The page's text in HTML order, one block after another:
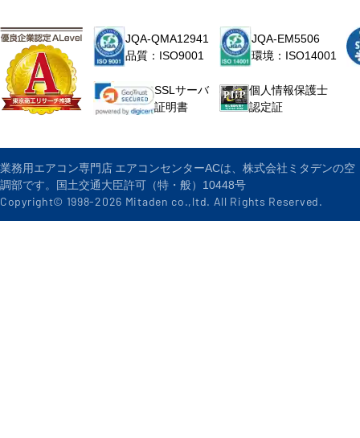
JQA-QMA12941
品質：ISO9001
JQA-EM5506
環境：ISO14001
SSLサーバ
証明書
個人情報保護士
認定証
業務用エアコン専門店 エアコンセンターACは、株式会社ミタデンの空
調部です。国土交通大臣許可（特・般）10448号
Copyright© 1998-2026 Mitaden co.,ltd. All Rights Reserved.